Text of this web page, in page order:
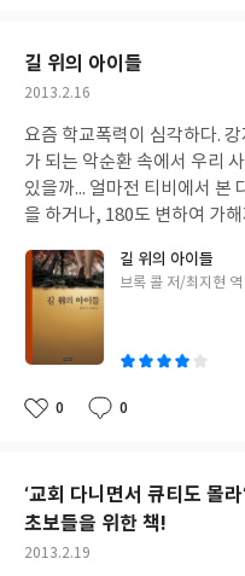
만 그럴수도 있겠단 생각이
의 식사를 피한것을 베드로에
에 들었다.이외에도 시기심
갈등없는 행동파 베드로에
깊었던 대목은 마지막에 나오
하라"에 대한 부분이다. 많은
자를 잘 구분못한다. 그래서
받아 잘못된 치료를 받고 고
둘을 구별하는 방법을 제시
이것을 기준으로 명확하게
하려면 성격을 파악해야 한다
하고 소통하게 된다. 특히 많
울고 있는 연약한 사람이었다
나에게 얼마나 큰 위로가 되
웃게 되었던 것 같다. 간간히 그려있는 귀여운 삽화들과 사진들은 너
무 귀엽고 사랑스럽다. 이 사
의 사람들의 생활을 알게 해
바쁜 일상생활로 마음이 조
다 이 책을 읽으며 힐링해야겠
도 추천해주고 싶은 책이다. 인생을 살면 우리는 허다한 선택을 합니
다. 믿음의 사람들은 하나님
다. ... 그러나 믿음으로 떠난
습니다. 그렇게 각오하고 맞
면 두렵고 떨리고 도망가고 싶
두렵고 무섭던 밤은 나와 하
길 위의 아이들
작
일
2013.2.16
요즘 학교폭력이 심각하다. 강자가 약자가 되고 그 약자가 다시 강자
가 되는 악순환 속에서 우리 사회는 청소년들에게 어떤 해답을 줄 수
있을까... 얼마전 티비에서 본
을 하거나, 180도 변하여 가
자, 피해자가 있다. 마음은 착
그렇게 된 이유가 다 있다. 학교폭력의 현실을 경험하거나, 청소년
들을 지도하고 있는 교사라
왕따를 당한 두 남녀 학생이
부터 시작된다. 처음엔 너무
책을 덮어버리고 싶었다. 하
해결하고 결국 자신들의 힘
빌리거나 경찰에 의존하지
인공의 모습을 보며 이 책이
각이 들었다. 누구에 의존하
길 위의 아이들
글
브록 콜 저/최지현 역
좋
0
댓
0
작
‘교회 다니면서 큐티도 몰
초보들을 위한 책!
작
2013.2.19